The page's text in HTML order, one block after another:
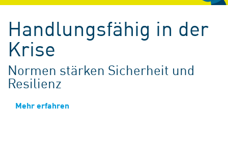
Handlungsfähig in der
Krise
Normen stärken Sicherheit und
Resilienz
Mehr erfahren